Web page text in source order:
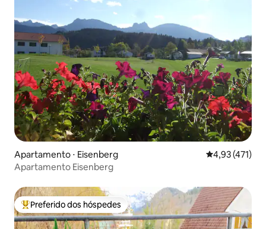
Apartamento ⋅ Eisenberg 4,93 de uma
4,93 (471)
Apartamento Eisenberg
Entre os melhores preferidos dos hóspedes
Preferido dos hóspedes